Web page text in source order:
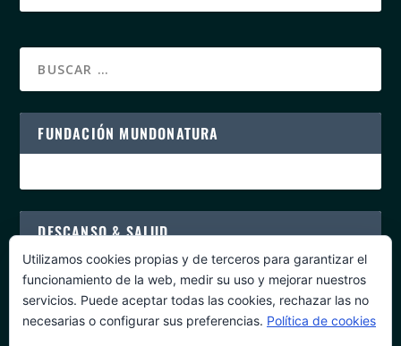
FUNDACIÓN MUNDONATURA
DESCANSO & SALUD
PROGRAMAS DE SALUD
Utilizamos cookies propias y de terceros para garantizar el
funcionamiento de la web, medir su uso y mejorar nuestros
servicios. Puede aceptar todas las cookies, rechazar las no
necesarias o configurar sus preferencias. Política de cookies